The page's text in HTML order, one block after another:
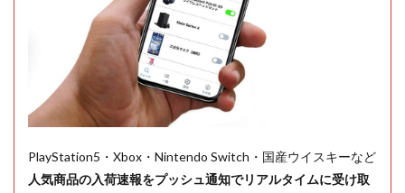
PlayStation5・Xbox・Nintendo Switch・国産ウイスキーなど
人気商品の入荷速報をプッシュ通知でリアルタイムに受け取